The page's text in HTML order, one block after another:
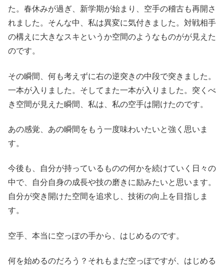
た。春休みが過ぎ、新学期が始まり、空手の稽古も再開さ
れました。そんな中、私は異変に気付きました。対戦相手
の構えに大きなスキというか空間のようなものがが見えた
のです。
その瞬間、何も考えずに右の逆突きの中段で突きました。
一本が入りました。そしてまた一本が入りました。突くべ
き空間が見えた瞬間、私は、私の空手は開けたのです。
あの感覚、あの瞬間をもう一度味わいたいと強く思いま
す。
今後も、自分が持っているものの何かを続けていく日々の
中で、自分自身の成長や技の磨きに励みたいと思います。
自分が突き開けた空間を追求し、技術の向上を目指しま
す。
空手、本当に空っぽの手から、はじめるのです。
何を始めるのだろう？それもまだ空っぽですが、はじめる